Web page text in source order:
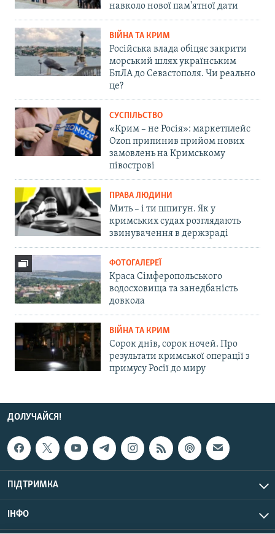
навколо нової пам'ятної дати
ВІЙНА ТА КРИМ
Російська влада обіцяє закрити
морський шлях українським
БпЛА до Севастополя. Чи реально
це?
СУСПІЛЬСТВО
«Крим – не Росія»: маркетплейс
Ozon припинив прийом нових
замовлень на Кримському
півострові
ПРАВА ЛЮДИНИ
Мить – і ти шпигун. Як у
кримських судах розглядають
звинувачення в держзраді
ФОТОГАЛЕРЕЇ
Краса Сімферопольського
водосховища та занедбаність
довкола
ВІЙНА ТА КРИМ
Сорок днів, сорок ночей. Про
результати кримської операції з
примусу Росії до миру
ДОЛУЧАЙСЯ!
ПІДТРИМКА
ІНФО